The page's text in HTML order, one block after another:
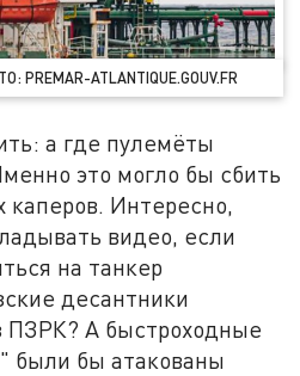
PREMAR-ATLANTIQUE.GOUV.FR
а где пулемёты
это могло бы сбить
каперов. Интересно,
видео, если
на танкер
десантники
ПЗРК? А быстроходные
были бы атакованы